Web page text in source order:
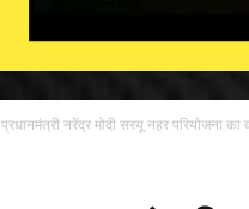
प्रधानमंत्री नरेंद्र मोदी सरयू नहर परियोजना